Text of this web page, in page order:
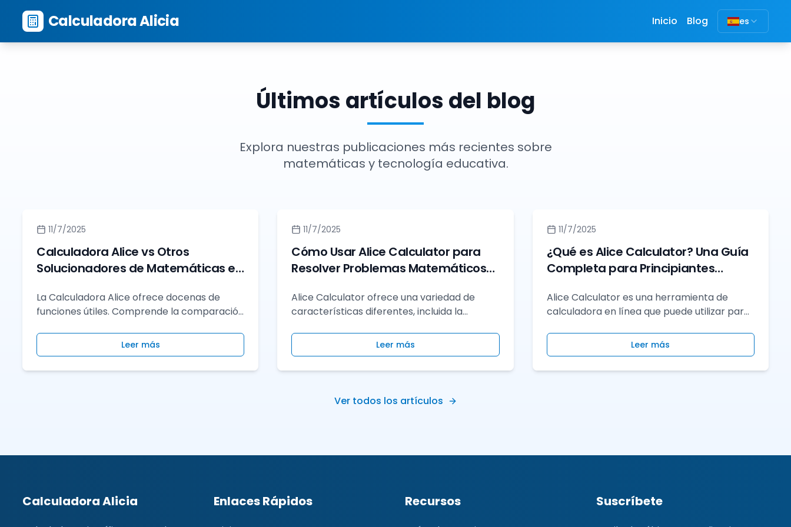
Calculadora Alicia Inicio Blog es
Últimos artículos del blog
Explora nuestras publicaciones más recientes sobre
matemáticas y tecnología educativa.
11/7/2025
Calculadora Alice vs Otros
Solucionadores de Matemáticas en
La Calculadora Alice ofrece docenas de
funciones útiles. Comprende la comparación
herramientas para resolver matemáticas
en línea para decidir cuál es la mejor para ti.
Leer más
11/7/2025
Cómo Usar Alice Calculator para
Resolver Problemas Matemáticos
Alice Calculator ofrece una variedad de
características diferentes, incluida la
calculadora para resolver problemas
matemáticos con precisión.
Leer más
11/7/2025
¿Qué es Alice Calculator? Una Guía
Completa para Principiantes
Alice Calculator es una herramienta de
calculadora en línea que puede utilizar para
Conozca sus características, beneficios y
método de uso aquí.
Leer más
Ver todos los artículos
Calculadora Alicia Enlaces Rápidos Recursos Suscríbete